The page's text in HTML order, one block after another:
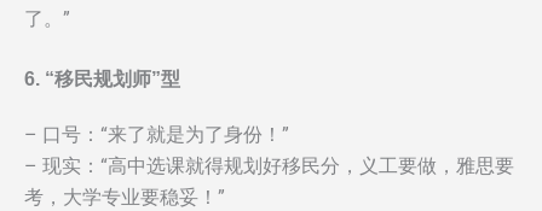
了。”
6. “移民规划师”型
– 口号：“来了就是为了身份！”
– 现实：“高中选课就得规划好移民分，义工要做，雅思要
考，大学专业要稳妥！”